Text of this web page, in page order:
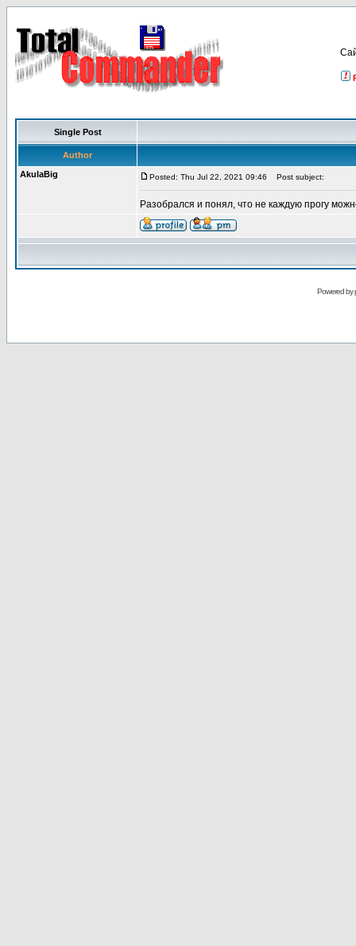
Single Post
Author
AkulaBig
Posted: Thu Jul 22, 2021 09:46 Post subject:
Разобрался и понял, что не каждую прогу
Powered by